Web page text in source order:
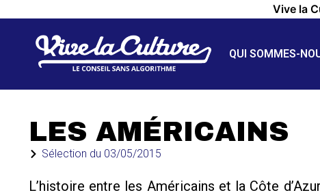
Vive la
QUI SOMMES-
LES AMÉRICAINS
Sélection du 03/05/2015
L’histoire entre les Américains et la Côte